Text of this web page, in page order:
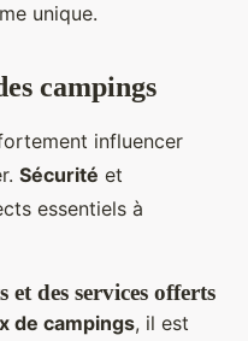
unique.
campings
influencer
Sécurité et
essentiels à
des services offerts
de campings, il est